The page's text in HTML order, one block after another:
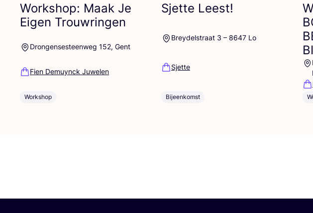
Workshop: Maak Je
Eigen Trouwringen
Drongensesteenweg 152, Gent
Fien Demuynck Juwelen
Workshop
Sjette Leest!
Breydelstraat 3 – 8647 Lo
Sjette
Bijeenkomst